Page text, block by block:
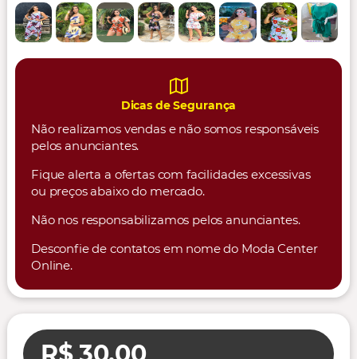
Dicas de Segurança
Não realizamos vendas e não somos responsáveis
pelos anunciantes.
Fique alerta a ofertas com facilidades excessivas
ou preços abaixo do mercado.
Não nos responsabilizamos pelos anunciantes.
Desconfie de contatos em nome do Moda Center
Online.